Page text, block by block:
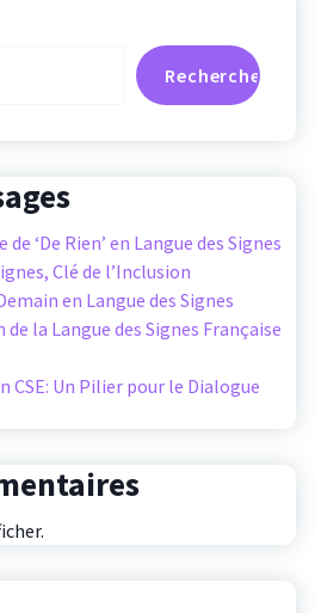
Rechercher
‘De Rien’ en Langue des Signes
Clé de l’Inclusion
en Langue des Signes
la Langue des Signes Française
Un Pilier pour le Dialogue